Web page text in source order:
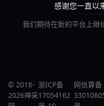
感谢您一直以
我们期待在新的平台上继
© 2018-
2026神采
浙ICP备
17054162
网信算备